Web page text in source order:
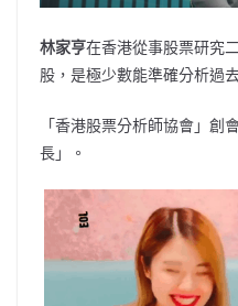
林家亨在香港從事股票研究
股，是極少數能準確分析過
「香港股票分析師協會」創
長」。